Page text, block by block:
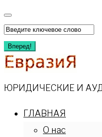
Перейти
к
содержимому
Искать:
Вперед!
ЮРИДИЧЕСКИЕ И
ГЛАВНАЯ
О нас